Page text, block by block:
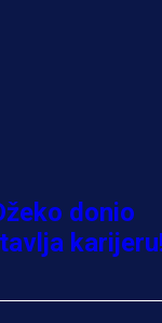
donio